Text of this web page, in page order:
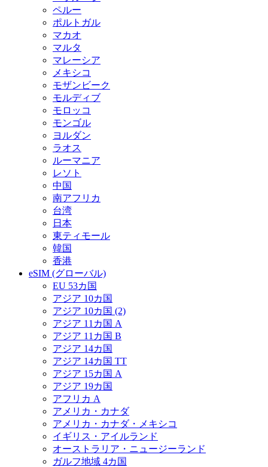
ペルー
ポルトガル
マカオ
マルタ
マレーシア
メキシコ
モザンビーク
モルディブ
モロッコ
モンゴル
ヨルダン
ラオス
ルーマニア
レソト
中国
南アフリカ
台湾
日本
東ティモール
韓国
香港
eSIM (グローバル)
EU 53カ国
アジア 10カ国
アジア 10カ国 (2)
アジア 11カ国 A
アジア 11カ国 B
アジア 14カ国
アジア 14カ国 TT
アジア 15カ国 A
アジア 19カ国
アフリカ A
アメリカ・カナダ
アメリカ・カナダ・メキシコ
イギリス・アイルランド
オーストラリア・ニュージーランド
ガルフ地域 4カ国